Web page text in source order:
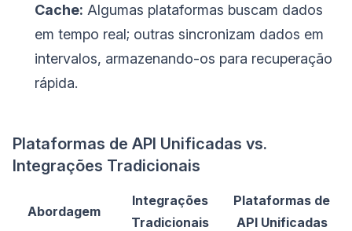
Cache: Algumas plataformas buscam dados
em tempo real; outras sincronizam dados em
intervalos, armazenando-os para recuperação
rápida.
Plataformas de API Unificadas vs.
Integrações Tradicionais
Abordagem
Integrações
Tradicionais
Plataformas de
API Unificadas